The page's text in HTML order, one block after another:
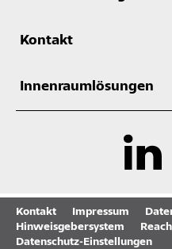
Kontakt
Innenraumlösungen
Kontakt Impressum
Hinweisgebersystem
Datenschutz-Einstellungen